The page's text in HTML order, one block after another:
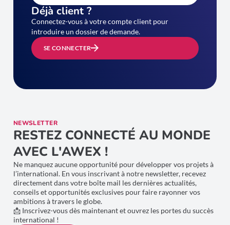
Déjà client ?
Connectez-vous à votre compte client pour
introduire un dossier de demande.
SE CONNECTER
NEWSLETTER
RESTEZ CONNECTÉ AU MONDE
AVEC L'AWEX !
Ne manquez aucune opportunité pour développer vos projets à
l’international. En vous inscrivant à notre newsletter, recevez
directement dans votre boîte mail les dernières actualités,
conseils et opportunités exclusives pour faire rayonner vos
ambitions à travers le globe.
📩 Inscrivez-vous dès maintenant et ouvrez les portes du succès
international !